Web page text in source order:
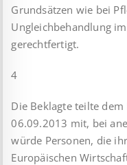
Grundsätzen wie bei
Ungleichbehandlung
gerechtfertigt.
4
Die Beklagte teilte
06.09.2013 mit, bei
würde Personen, die
Europäischen